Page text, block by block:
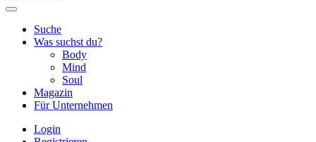
Suche
Was suchst du?
Body
Mind
Soul
Magazin
Für Unternehmen
Login